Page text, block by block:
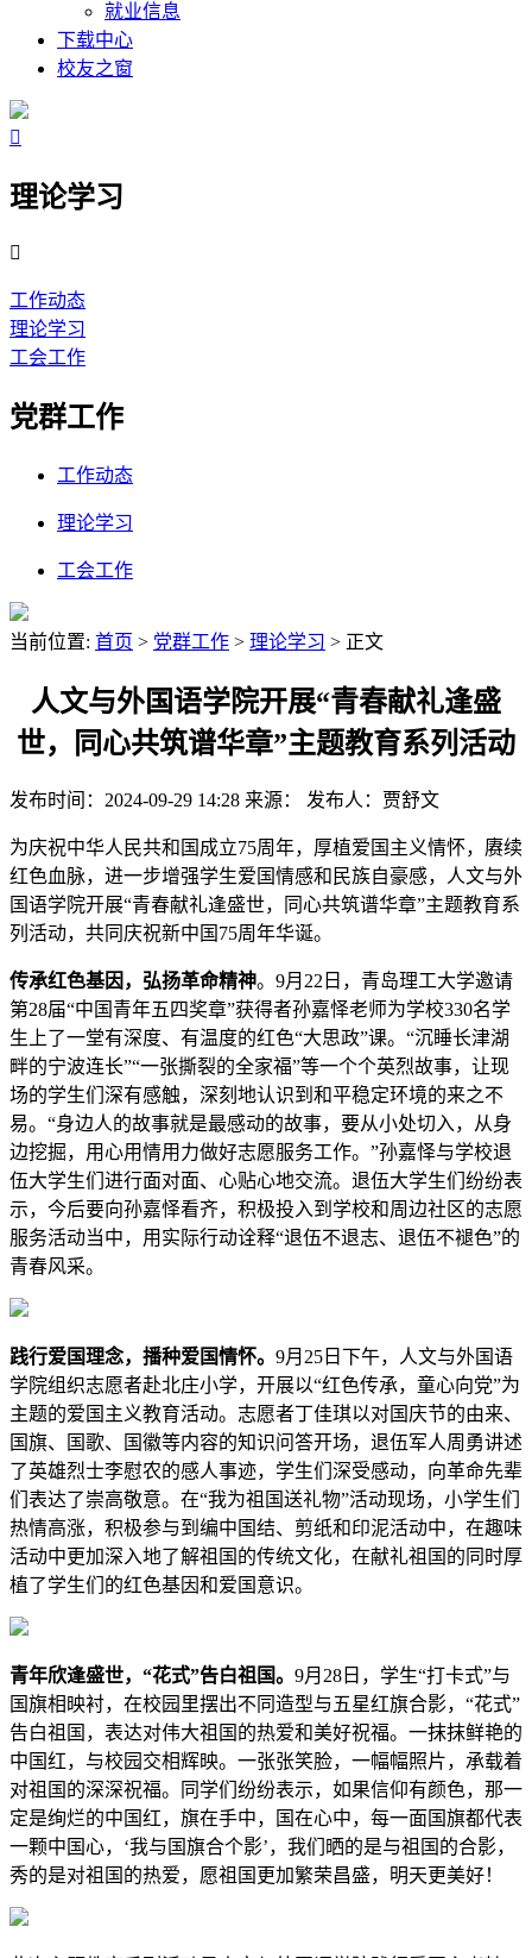
就业信息
下载中心
校友之窗

理论学习

工作动态
理论学习
工会工作
党群工作
工作动态
理论学习
工会工作
当前位置: 首页 > 党群工作 > 理论学习 > 正文
人文与外国语学院开展“青春献礼逢盛
世，同心共筑谱华章”主题教育系列活动
发布时间：2024-09-29 14:28 来源： 发布人：贾舒文
为庆祝中华人民共和国成立75周年，厚植爱国主义情怀，赓续
红色血脉，进一步增强学生爱国情感和民族自豪感，人文与外
国语学院开展“青春献礼逢盛世，同心共筑谱华章”主题教育系
列活动，共同庆祝新中国75周年华诞。
传承红色基因，弘扬革命精神。9月22日，青岛理工大学邀请
第28届“中国青年五四奖章”获得者孙嘉怿老师为学校330名学
生上了一堂有深度、有温度的红色“大思政”课。“沉睡长津湖
畔的宁波连长”“一张撕裂的全家福”等一个个英烈故事，让现
场的学生们深有感触，深刻地认识到和平稳定环境的来之不
易。“身边人的故事就是最感动的故事，要从小处切入，从身
边挖掘，用心用情用力做好志愿服务工作。”孙嘉怿与学校退
伍大学生们进行面对面、心贴心地交流。退伍大学生们纷纷表
示，今后要向孙嘉怿看齐，积极投入到学校和周边社区的志愿
服务活动当中，用实际行动诠释“退伍不退志、退伍不褪色”的
青春风采。
践行爱国理念，播种爱国情怀。 9月25日下午，人文与外国语
学院组织志愿者赴北庄小学，开展以“红色传承，童心向党”为
主题的爱国主义教育活动。志愿者丁佳琪以对国庆节的由来、
国旗、国歌、国徽等内容的知识问答开场，退伍军人周勇讲述
了英雄烈士李慰农的感人事迹，学生们深受感动，向革命先辈
们表达了崇高敬意。在“我为祖国送礼物”活动现场，小学生们
热情高涨，积极参与到编中国结、剪纸和印泥活动中，在趣味
活动中更加深入地了解祖国的传统文化，在献礼祖国的同时厚
植了学生们的红色基因和爱国意识。
青年欣逢盛世，“花式”告白祖国。 9月28日，学生“打卡式”与
国旗相映衬，在校园里摆出不同造型与五星红旗合影，“花式”
告白祖国，表达对伟大祖国的热爱和美好祝福。一抹抹鲜艳的
中国红，与校园交相辉映。一张张笑脸，一幅幅照片，承载着
对祖国的深深祝福。同学们纷纷表示，如果信仰有颜色，那一
定是绚烂的中国红，旗在手中，国在心中，每一面国旗都代表
一颗中国心，‘我与国旗合个影’，我们晒的是与祖国的合影，
秀的是对祖国的热爱，愿祖国更加繁荣昌盛，明天更美好！